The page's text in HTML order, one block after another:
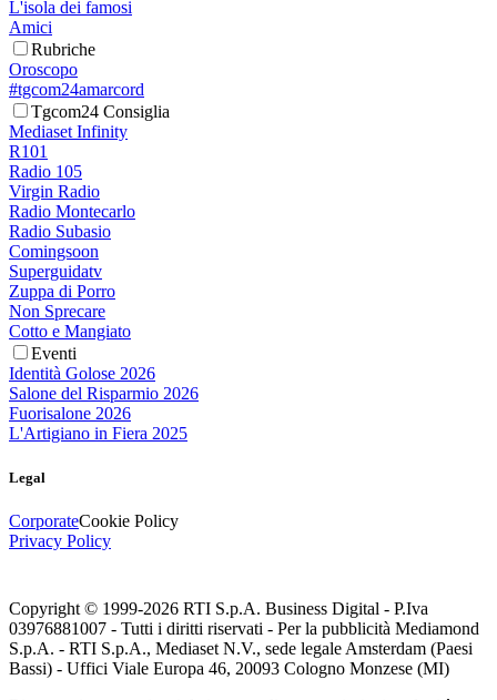
L'isola dei famosi
Amici
Rubriche
Oroscopo
#tgcom24amarcord
Tgcom24 Consiglia
Mediaset Infinity
R101
Radio 105
Virgin Radio
Radio Montecarlo
Radio Subasio
Comingsoon
Superguidatv
Zuppa di Porro
Non Sprecare
Cotto e Mangiato
Eventi
Identità Golose 2026
Salone del Risparmio 2026
Fuorisalone 2026
L'Artigiano in Fiera 2025
Legal
CorporateCookie Policy
Privacy Policy
Copyright © 1999-2026 RTI S.p.A. Business Digital - P.Iva
03976881007 - Tutti i diritti riservati - Per la pubblicità Mediamond
S.p.A. - RTI S.p.A., Mediaset N.V., sede legale Amsterdam (Paesi
Bassi) - Uffici Viale Europa 46, 20093 Cologno Monzese (MI)